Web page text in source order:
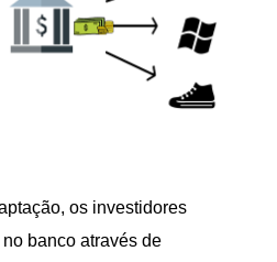
os investidores
banco através de